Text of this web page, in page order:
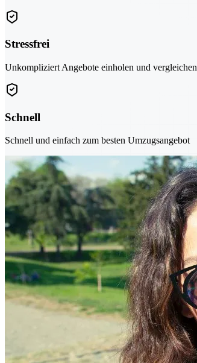
Stressfrei
Unkompliziert Angebote einholen und vergleichen
Schnell
Schnell und einfach zum besten Umzugsangebot